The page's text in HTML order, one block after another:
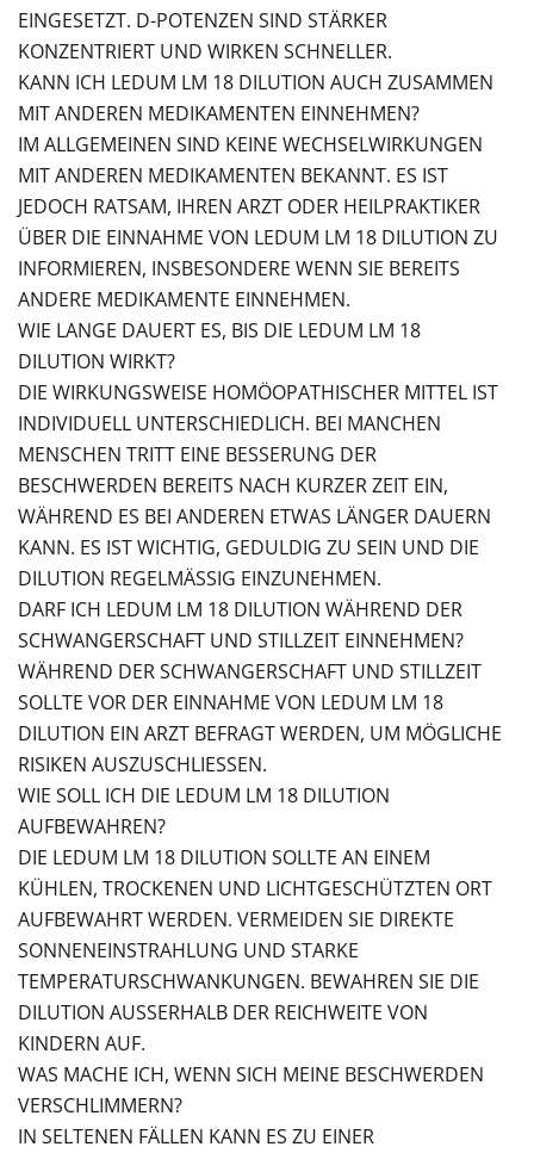
EINGESETZT. D-POTENZEN SIND STÄRKER
KONZENTRIERT UND WIRKEN SCHNELLER.
KANN ICH LEDUM LM 18 DILUTION AUCH ZUSAMMEN
MIT ANDEREN MEDIKAMENTEN EINNEHMEN?
IM ALLGEMEINEN SIND KEINE WECHSELWIRKUNGEN
MIT ANDEREN MEDIKAMENTEN BEKANNT. ES IST
JEDOCH RATSAM, IHREN ARZT ODER HEILPRAKTIKER
ÜBER DIE EINNAHME VON LEDUM LM 18 DILUTION ZU
INFORMIEREN, INSBESONDERE WENN SIE BEREITS
ANDERE MEDIKAMENTE EINNEHMEN.
WIE LANGE DAUERT ES, BIS DIE LEDUM LM 18
DILUTION WIRKT?
DIE WIRKUNGSWEISE HOMÖOPATHISCHER MITTEL IST
INDIVIDUELL UNTERSCHIEDLICH. BEI MANCHEN
MENSCHEN TRITT EINE BESSERUNG DER
BESCHWERDEN BEREITS NACH KURZER ZEIT EIN,
WÄHREND ES BEI ANDEREN ETWAS LÄNGER DAUERN
KANN. ES IST WICHTIG, GEDULDIG ZU SEIN UND DIE
DILUTION REGELMÄSSIG EINZUNEHMEN.
DARF ICH LEDUM LM 18 DILUTION WÄHREND DER
SCHWANGERSCHAFT UND STILLZEIT EINNEHMEN?
WÄHREND DER SCHWANGERSCHAFT UND STILLZEIT
SOLLTE VOR DER EINNAHME VON LEDUM LM 18
DILUTION EIN ARZT BEFRAGT WERDEN, UM MÖGLICHE
RISIKEN AUSZUSCHLIESSEN.
WIE SOLL ICH DIE LEDUM LM 18 DILUTION
AUFBEWAHREN?
DIE LEDUM LM 18 DILUTION SOLLTE AN EINEM
KÜHLEN, TROCKENEN UND LICHTGESCHÜTZTEN ORT
AUFBEWAHRT WERDEN. VERMEIDEN SIE DIREKTE
SONNENEINSTRAHLUNG UND STARKE
TEMPERATURSCHWANKUNGEN. BEWAHREN SIE DIE
DILUTION AUSSERHALB DER REICHWEITE VON K
INDERN AUF.
WAS MACHE ICH, WENN SICH MEINE BESCHWERDEN
VERSCHLIMMERN?
IN SELTENEN FÄLLEN KANN ES ZU EINER